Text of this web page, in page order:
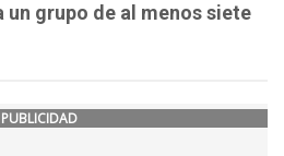
un grupo de al menos siete
PUBLICIDAD